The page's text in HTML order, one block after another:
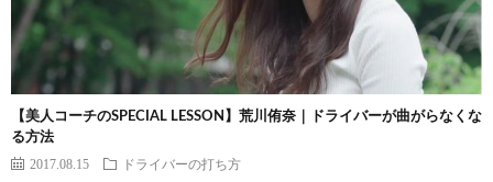
【美人コーチのSPECIAL LESSON】荒川侑奈｜ドライバーが曲がらなくな
る方法
2017.08.15 ドライバーの打ち方